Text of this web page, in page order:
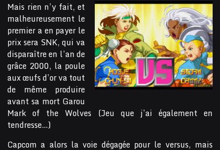
Mais rien n’y fait, et
malheureusement le
premier a en payer le
prix sera SNK, qui va
disparaître en l’an de
grâce 2000, la poule
aux œufs d’or va tout
de même produire
avant sa mort Garou
Mark of the Wolves (Jeu que j’ai également en
tendresse…)
Capcom a alors la voie dégagée pour le versus, mais